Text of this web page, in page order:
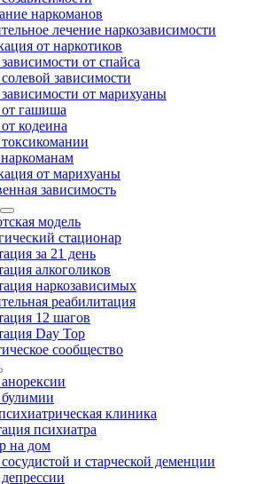
наркоманов
лечение наркозависимости
от наркотиков
от спайса
зависимости
от марихуаны
гашиша
кодеина
от марихуаны
зависимость
модель
стационар
за 21 день
алкоголиков
наркозависимых
реабилитация
12 шагов
Day Top
сообщество
клиника
психиатра
на дом
и старческой деменции